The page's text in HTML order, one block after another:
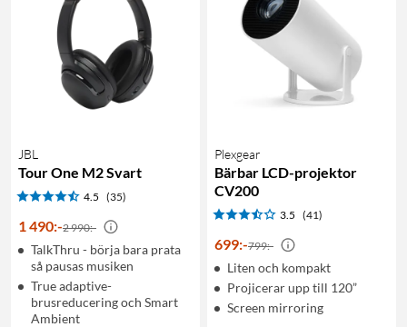
JBL
Tour One M2 Svart
4.5 (35)
1 490:-2 990:-
TalkThru - börja bara prata
så pausas musiken
True adaptive-
brusreducering och Smart
Ambient
Plexgear
Bärbar LCD-projektor
CV200
3.5 (41)
699:-799:-
Liten och kompakt
Projicerar upp till 120”
Screen mirroring